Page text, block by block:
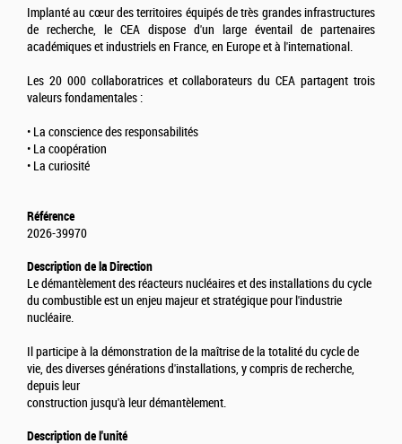
Implanté au cœur des territoires équipés de très grandes infrastructures
de recherche, le CEA dispose d'un large éventail de partenaires
académiques et industriels en France, en Europe et à l'international.
Les 20 000 collaboratrices et collaborateurs du CEA partagent trois
valeurs fondamentales :
• La conscience des responsabilités
• La coopération
• La curiosité
Référence
2026-39970
Description de la Direction
Le démantèlement des réacteurs nucléaires et des installations du cycle
du combustible est un enjeu majeur et stratégique pour l'industrie
nucléaire.
Il participe à la démonstration de la maîtrise de la totalité du cycle de
vie, des diverses générations d'installations, y compris de recherche,
depuis leur
construction jusqu'à leur démantèlement.
Description de l'unité